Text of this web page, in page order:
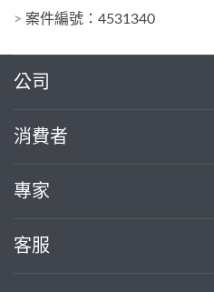
> 案件編號：4531340
公司
消費者
專家
客服